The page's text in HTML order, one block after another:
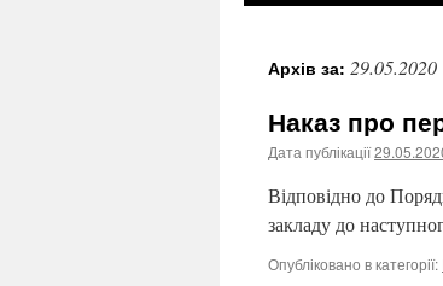
Архів за: 29.05.2020
Наказ про
Дата публікації
Відповідно до
закладу до
Опубліковано в категорії: